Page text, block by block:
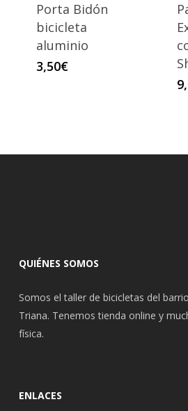
Porta Bidón
bicicleta
aluminio
3,50€
QUIÉNES SOMOS
Somos el taller de bicicletas del
Triana. Tenemos tienda online y
física.
ENLACES